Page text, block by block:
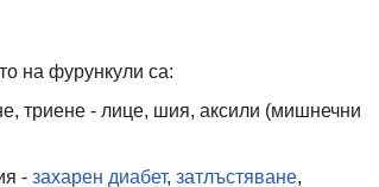
на фурункули са:
триене - лице, шия, аксили (мишнечни
- захарен диабет, затлъстяване,